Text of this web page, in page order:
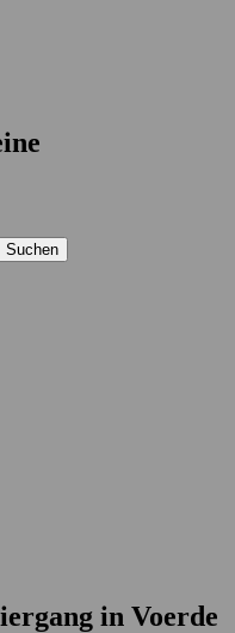
in Voerde